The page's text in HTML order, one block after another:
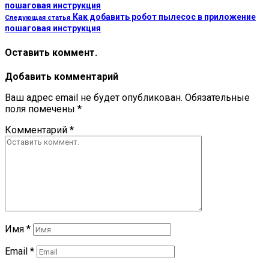
пошаговая инструкция
Следующая статья Как добавить робот пылесос в приложение
пошаговая инструкция
Оставить коммент.
Добавить комментарий
Ваш адрес email не будет опубликован. Обязательные
поля помечены *
Комментарий *
Имя *
Email *